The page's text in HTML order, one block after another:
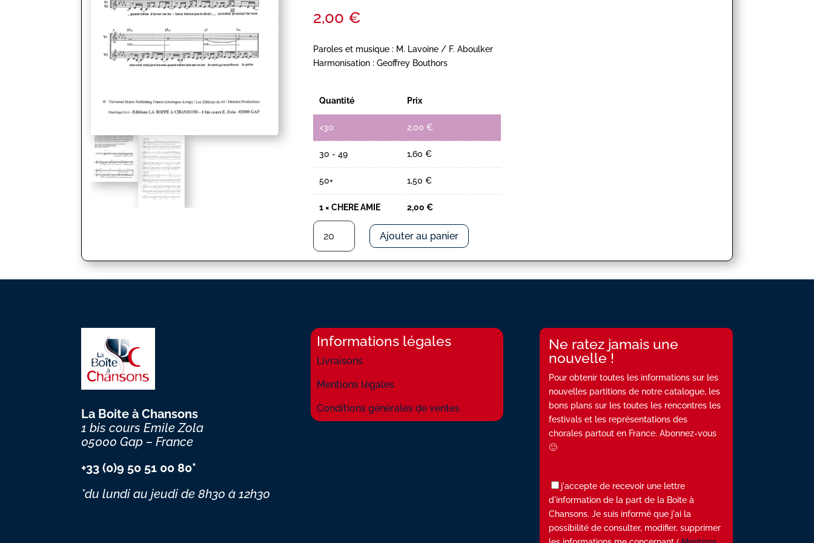
2,00 €
Paroles et musique : M. Lavoine / F. Aboulker
Harmonisation : Geoffrey Bouthors
Quantité Prix
<30 2,00 €
30 - 49 1,60 €
50+ 1,50 €
1 ×CHERE AMIE 2,00 €
quantité
CHERE
AMIE
Ajouter au panier
La Boite à Chansons
1 bis cours Emile Zola
05000 Gap – France
+33 (0)9 50 51 00 80*
*du lundi au jeudide 8h30 à 12h30
Informations légales
Livraisons
Mentions légales
Conditions générales de ventes
Ne ratez jamais une
nouvelle !
Pour obtenir toutes les informations sur les
nouvelles partitions de notre catalogue, les
bons plans sur les toutes les rencontres les
festivals et les représentations des
chorales partout en France. Abonnez-vous
🙂
j'accepte de recevoir une lettre
d'information de la part de la Boite à
Chansons. Je suis informé que j'ai la
possibilité de consulter, modifier, supprimer